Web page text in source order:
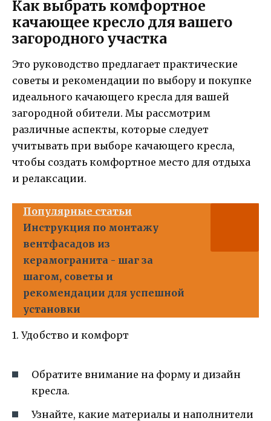
Как выбрать комфортное
качающее кресло для вашего
загородного участка
Это руководство предлагает практические
советы и рекомендации по выбору и покупке
идеального качающего кресла для вашей
загородной обители. Мы рассмотрим
различные аспекты, которые следует
учитывать при выборе качающего кресла,
чтобы создать комфортное место для отдыха
и релаксации.
Популярные статьи
Инструкция по монтажу
вентфасадов из
керамогранита - шаг за
шагом, советы и
рекомендации для успешной
установки
1. Удобство и комфорт
Обратите внимание на форму и дизайн
кресла.
Узнайте, какие материалы и наполнители